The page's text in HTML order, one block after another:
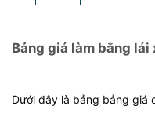
Bảng giá làm bằng lái
Dưới đây là bảng bảng giá